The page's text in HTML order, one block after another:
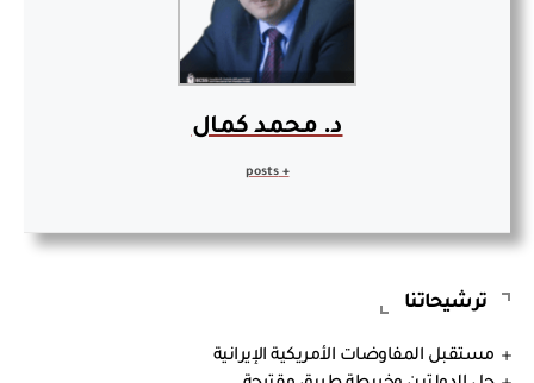
د. محمد كمال
ترشيحاتنا
مستقبل المفاوضات الأمريكية الإيرانية